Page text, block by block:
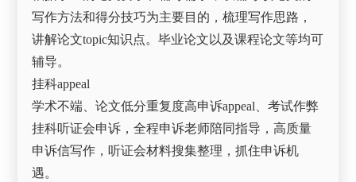
写作方法和得分技巧为主要目的，梳理写作思路，
讲解论文topic知识点。毕业论文以及课程论文等均可
辅导。
挂科appeal
学术不端、论文低分重复度高申诉appeal、考试作弊
挂科听证会申诉，全程申诉老师陪同指导，高质量
申诉信写作，听证会材料搜集整理，抓住申诉机
遇。